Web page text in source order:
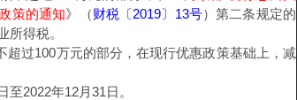
策的通知》（财税〔2019〕13号）第二条规定的
所得税。
超过100万元的部分，在现行优惠政策基础上，减
2022年12月31日。